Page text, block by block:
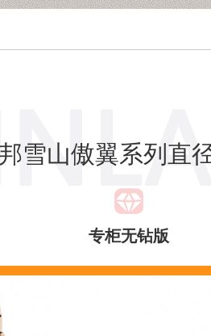
雪山傲翼系列直
专柜无钻版